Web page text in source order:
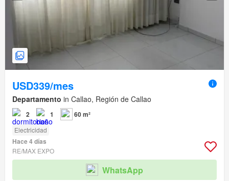
USD339/mes
Departamento in Callao, Región de Callao
2 1 60 m²
Electricidad
Hace 4 días
RE/MAX EXPO
WhatsApp